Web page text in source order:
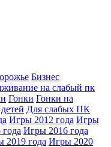
Бизнес
на слабый пк
Гонки Гонки на
Для слабых ПК
Игры 2012 года Игры
Игры 2016 года
2019 года Игры 2020